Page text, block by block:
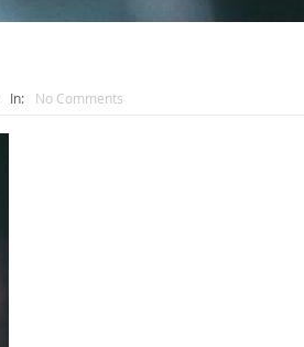
In: No Comments